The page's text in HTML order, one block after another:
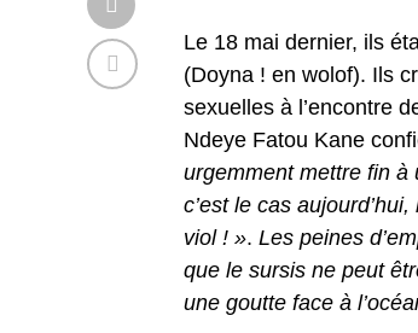
Le 18 mai dernier, ils
(Doyna ! en wolof). Ils
sexuelles à l’encontre
Ndeye Fatou Kane
urgemment mettre fin à
c’est le cas
viol ! ». Les peines
que le sursis ne peut
une goutte face à